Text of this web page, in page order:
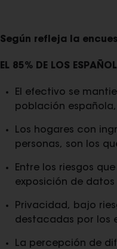
Según refleja la
EL 85% DE LOS
El efectivo se
población
Los hogares con
personas, son los
Entre los riesgos
exposición de
Privacidad, bajo
destacadas por los
La percepción de